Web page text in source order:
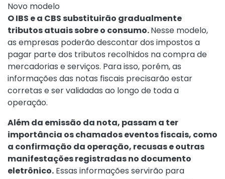
Novo modelo
O IBS e a CBS substituirão gradualmente
tributos atuais sobre o consumo.Nesse modelo,
as empresas poderão descontar dos impostos a
pagar parte dos tributos recolhidos na compra de
mercadorias e serviços. Para isso, porém, as
informações das notas fiscais precisarão estar
corretas e ser validadas ao longo de toda a
operação.
Além da emissão da nota, passam a ter
importância os chamados eventos fiscais, como
a confirmação da operação, recusas e outras
manifestações registradas no documento
eletrônico. Essas informações servirão para